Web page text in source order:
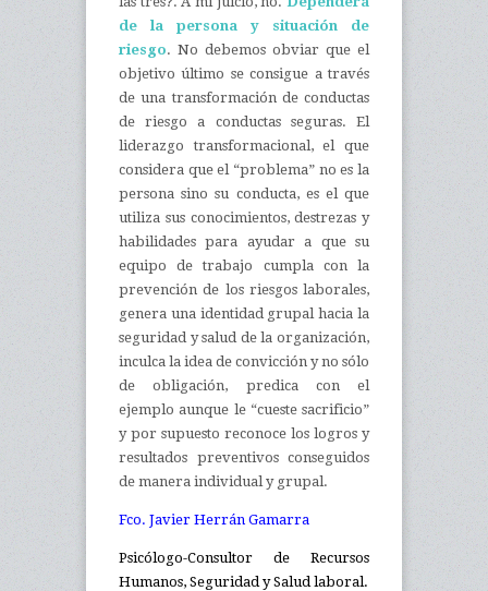
de la persona y situación de
riesgo. No debemos obviar que el
objetivo último se consigue a través
de una transformación de conductas
de riesgo a conductas seguras. El
liderazgo transformacional, el que
considera que el “problema” no es la
persona sino su conducta, es el que
utiliza sus conocimientos, destrezas y
habilidades para ayudar a que su
equipo de trabajo cumpla con la
prevención de los riesgos laborales,
genera una identidad grupal hacia la
seguridad y salud de la organización,
inculca la idea de convicción y no sólo
de obligación, predica con el
ejemplo aunque le “cueste sacrificio”
y por supuesto reconoce los logros y
resultados preventivos conseguidos
de manera individual y grupal.
Fco. Javier Herrán Gamarra
Psicólogo-Consultor de Recursos
Humanos, Seguridad y Salud laboral.